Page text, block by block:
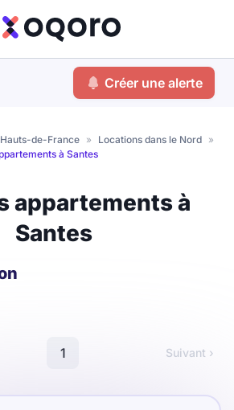
vous ?
Coliving
Créer une alerte
de-France » Locations dans le Nord »
à Santes
appartements à
Santes
1 Suivant ›